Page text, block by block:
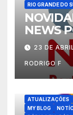
RIO GRANDE DO
NEWS
23 DE
RODRIGO F
ATUALIZAÇÕES
MY BLOG